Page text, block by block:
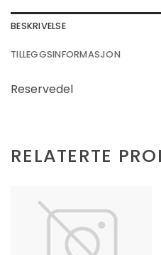
BESKRIVELSE
TILLEGGSINFORMASJON
Reservedel
RELATERTE